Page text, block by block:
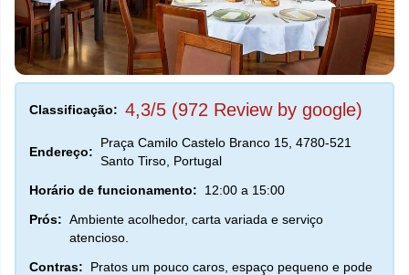
Classificação: 4,3/5 (972 Review by google)
Endereço:
Praça Camilo Castelo Branco 15, 4780-521
Santo Tirso, Portugal
Horário de funcionamento:
12:00 a 15:00
Prós: Ambiente acolhedor, carta variada e serviço
atencioso.
Contras:
Pratos um pouco caros, espaço pequeno e pode